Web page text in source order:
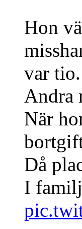
Hon
var tio.
Andra
När
Då
I